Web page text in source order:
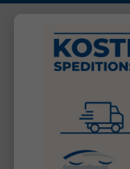
Öffnungszeiten: Mo - Fr 08.00 -